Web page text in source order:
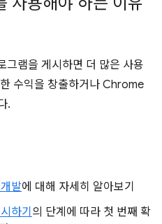
램을 게시하면 더 많은 사용
수익을 창출하거나 Chrome
.
발에 대해 자세히 알아보기
하기 의 단계에 따라 첫 번째 확